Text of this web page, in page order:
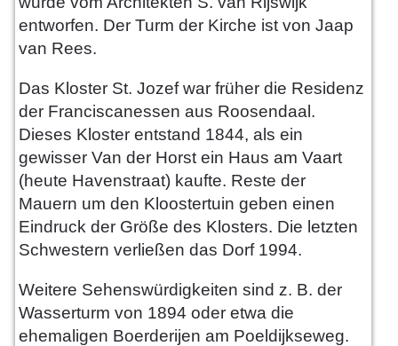
entworfen. Der Turm der Kirche ist von Jaap
van Rees.
Das Kloster St. Jozef war früher die Residenz
der Franciscanessen aus Roosendaal.
Dieses Kloster entstand 1844, als ein
gewisser Van der Horst ein Haus am Vaart
(heute Havenstraat) kaufte. Reste der
Mauern um den Kloostertuin geben einen
Eindruck der Größe des Klosters. Die letzten
Schwestern verließen das Dorf 1994.
Weitere Sehenswürdigkeiten sind z. B. der
Wasserturm von 1894 oder etwa die
ehemaligen Boerderijen am Poeldijkseweg.